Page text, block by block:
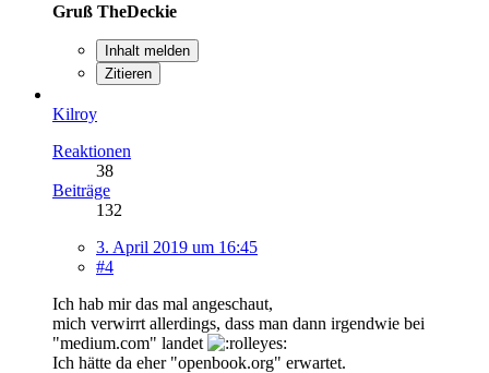
Gruß TheDeckie
Inhalt melden
Zitieren
Kilroy
Reaktionen
38
Beiträge
132
3. April 2019 um 16:45
#4
Ich hab mir das mal angeschaut,
mich verwirrt allerdings, dass man dann irgendwie bei
"medium.com" landet
Ich hätte da eher "openbook.org" erwartet.